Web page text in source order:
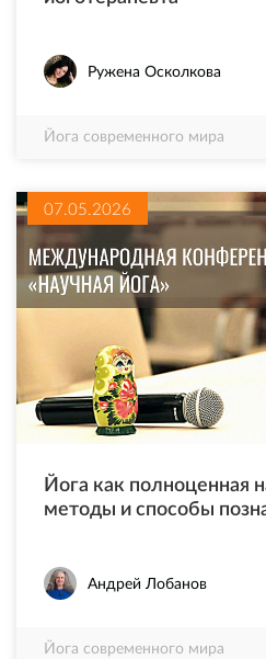
Ружена Осколкова
Йога современного мира
Йога как полноценная
методы и способы
Андрей Лобанов
Йога современного мира
07.05.2026